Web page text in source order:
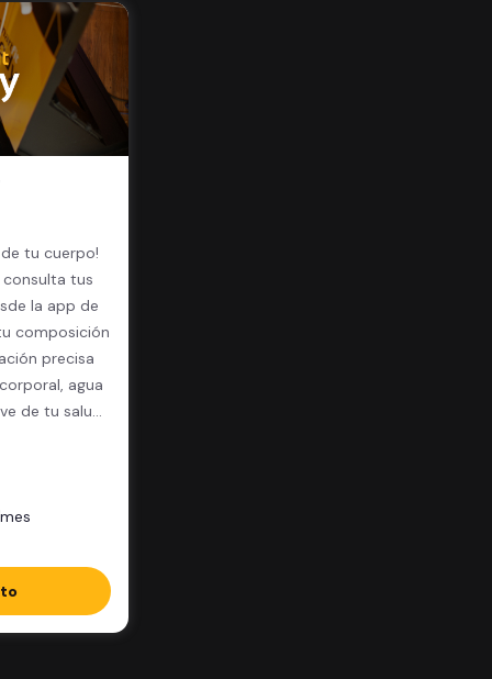
tu cuerpo!
tus
la app de
composición
precisa
agua
de tu salud